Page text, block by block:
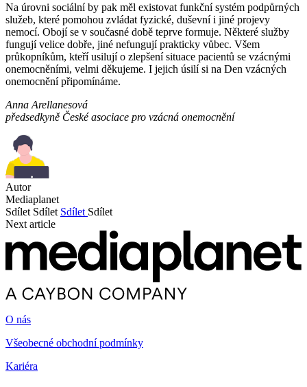
Na úrovni sociální by pak měl existovat funkční systém podpůrných
služeb, které pomohou zvládat fyzické, duševní i jiné projevy
nemocí. Obojí se v současné době teprve formuje. Některé služby
fungují velice dobře, jiné nefungují prakticky vůbec. Všem
průkopníkům, kteří usilují o zlepšení situace pacientů se vzácnými
onemocněními, velmi děkujeme. I jejich úsilí si na Den vzácných
onemocnění připomínáme.
Anna Arellanesová
předsedkyně České asociace pro vzácná onemocnění
Autor
Mediaplanet
Sdílet Sdílet Sdílet Sdílet
Next article
O nás
Všeobecné obchodní podmínky
Kariéra